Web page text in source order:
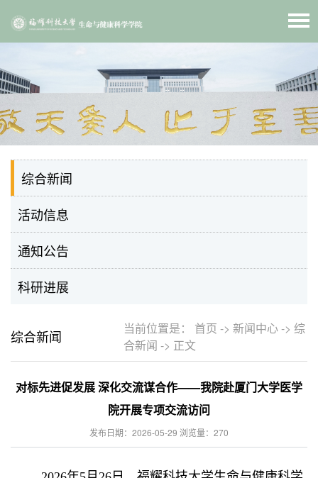
综合新闻
活动信息
通知公告
科研进展
综合新闻 当前位置是： 首页 -> 新闻中心-> 综
合新闻 -> 正文
对标先进促发展 深化交流谋合作——我院赴厦门大学医学
院开展专项交流访问
发布日期：2026-05-29 浏览量： 270